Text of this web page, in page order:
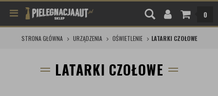
0
STRONA GŁÓWNA URZĄDZENIA OŚWIETLENIE LATARKI CZOŁOWE
LATARKI CZOŁOWE